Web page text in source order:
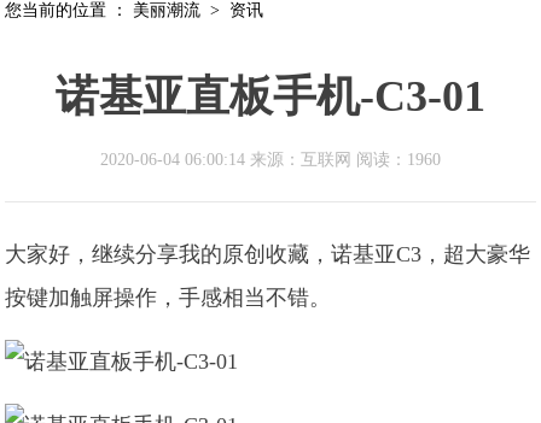
您当前的位置 ： 美丽潮流 > 资讯
诺基亚直板手机-C3-01
2020-06-04 06:00:14 来源：互联网 阅读：1960
大家好，继续分享我的原创收藏，诺基亚C3，超大豪华
按键加触屏操作，手感相当不错。